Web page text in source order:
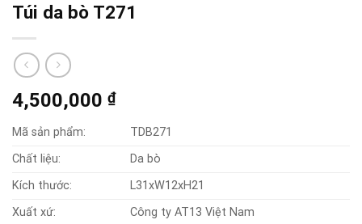
Túi da bò T271
4,500,000 ₫
Mã sản phẩm:
TDB271
Chất liệu:
Da bò
Kích thước:
L31xW12xH21
Xuất xứ:
Công ty AT13 Việt Nam